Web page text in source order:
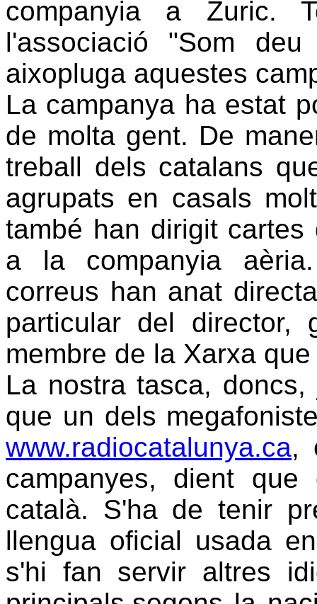
companyia a Zuric.
l'associació "Som
aixopluga aquestes
La campanya ha estat
de molta gent. De
treball dels catalans
agrupats en casals
també han dirigit
a la companyia
correus han anat
particular del director,
membre de la Xarxa
La nostra tasca,
que un dels
www.radiocatalunya.ca,
campanyes, dient
català. S'ha de tenir
llengua oficial usada
s'hi fan servir altres